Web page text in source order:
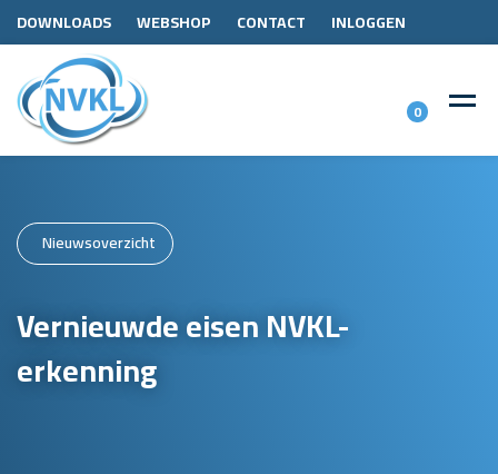
DOWNLOADS WEBSHOP CONTACT INLOGGEN
0
Nieuwsoverzicht
Vernieuwde eisen NVKL-
erkenning